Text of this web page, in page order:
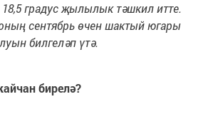
градус җылылык тәшкил итте.
сентябрь өчен шактый югары
билгеләп үтә.
бирелә?